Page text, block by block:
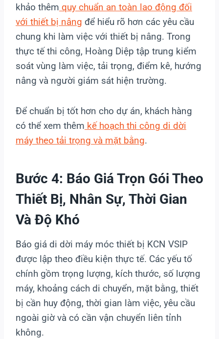
khảo thêm quy chuẩn an toàn lao động đối
với thiết bị nâng để hiểu rõ hơn các yêu cầu
chung khi làm việc với thiết bị nâng. Trong
thực tế thi công, Hoàng Diệp tập trung kiểm
soát vùng làm việc, tải trọng, điểm kê, hướng
nâng và người giám sát hiện trường.
Để chuẩn bị tốt hơn cho dự án, khách hàng
có thể xem thêm kế hoạch thi công di dời
máy theo tải trọng và mặt bằng.
Bước 4: Báo Giá Trọn Gói Theo
Thiết Bị, Nhân Sự, Thời Gian
Và Độ Khó
Báo giá di dời máy móc thiết bị KCN VSIP
được lập theo điều kiện thực tế. Các yếu tố
chính gồm trọng lượng, kích thước, số lượng
máy, khoảng cách di chuyển, mặt bằng, thiết
bị cần huy động, thời gian làm việc, yêu cầu
ngoài giờ và có cần vận chuyển liên tỉnh
không.